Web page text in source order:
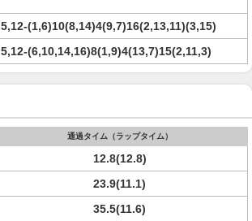
5,12-(1,6)10(8,14)4(9,7)16(2,13,11)(3,15)
5,12-(6,10,14,16)8(1,9)4(13,7)15(2,11,3)
通過タイム（ラップタイム）
12.8(12.8)
23.9(11.1)
35.5(11.6)